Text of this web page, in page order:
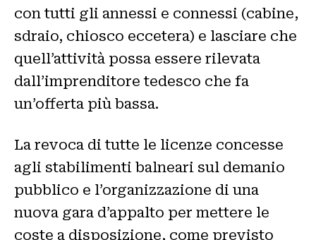
con tutti gli annessi e connessi (cabine,
sdraio, chiosco eccetera) e lasciare che
quell’attività possa essere rilevata
dall’imprenditore tedesco che fa
un’offerta più bassa.
La revoca di tutte le licenze concesse
agli stabilimenti balneari sul demanio
pubblico e l’organizzazione di una
nuova gara d’appalto per mettere le
coste a disposizione, come previsto